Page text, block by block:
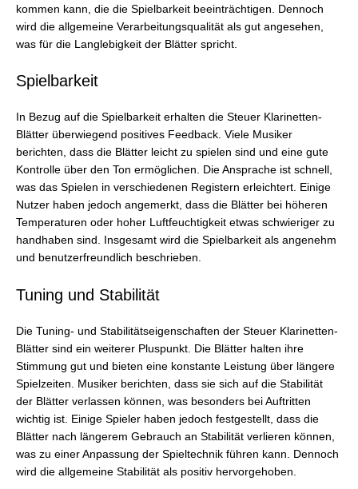
kommen kann, die die Spielbarkeit beeinträchtigen. Dennoch
wird die allgemeine Verarbeitungsqualität als gut angesehen,
was für die Langlebigkeit der Blätter spricht.
Spielbarkeit
In Bezug auf die Spielbarkeit erhalten die Steuer Klarinetten-
Blätter überwiegend positives Feedback. Viele Musiker
berichten, dass die Blätter leicht zu spielen sind und eine gute
Kontrolle über den Ton ermöglichen. Die Ansprache ist schnell,
was das Spielen in verschiedenen Registern erleichtert. Einige
Nutzer haben jedoch angemerkt, dass die Blätter bei höheren
Temperaturen oder hoher Luftfeuchtigkeit etwas schwieriger zu
handhaben sind. Insgesamt wird die Spielbarkeit als angenehm
und benutzerfreundlich beschrieben.
Tuning und Stabilität
Die Tuning- und Stabilitätseigenschaften der Steuer Klarinetten-
Blätter sind ein weiterer Pluspunkt. Die Blätter halten ihre
Stimmung gut und bieten eine konstante Leistung über längere
Spielzeiten. Musiker berichten, dass sie sich auf die Stabilität
der Blätter verlassen können, was besonders bei Auftritten
wichtig ist. Einige Spieler haben jedoch festgestellt, dass die
Blätter nach längerem Gebrauch an Stabilität verlieren können,
was zu einer Anpassung der Spieltechnik führen kann. Dennoch
wird die allgemeine Stabilität als positiv hervorgehoben.